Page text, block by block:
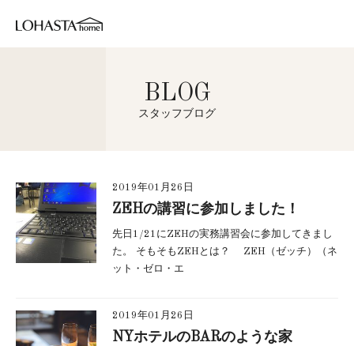
BLOG
スタッフブログ
2019年01月26日
ZEHの講習に参加しました！
先日1/21にZEHの実務講習会に参加してきまし
た。 そもそもZEHとは？ ZEH（ゼッチ）（ネ
ット・ゼロ・エ
2019年01月26日
NYホテルのBARのような家